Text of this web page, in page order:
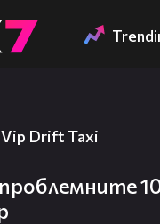
Vip Drift Taxi